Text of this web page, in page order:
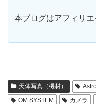
本ブログはアフィリエ
天体写真（機材） Astro
OM SYSTEM
カメラ